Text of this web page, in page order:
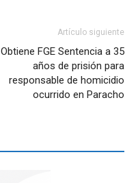
Artículo siguiente
Obtiene FGE Sentencia a 35
años de prisión para
responsable de homicidio
ocurrido en Paracho